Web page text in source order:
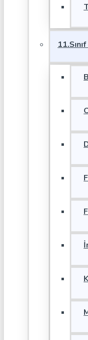
11.Sınıf